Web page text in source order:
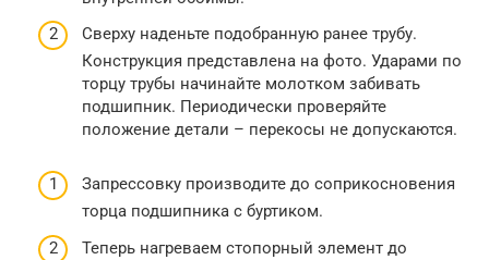
Сверху наденьте подобранную ранее трубу.
Конструкция представлена на фото. Ударами по
торцу трубы начинайте молотком забивать
подшипник. Периодически проверяйте
положение детали – перекосы не допускаются.
Запрессовку производите до соприкосновения
торца подшипника с буртиком.
Теперь нагреваем стопорный элемент до